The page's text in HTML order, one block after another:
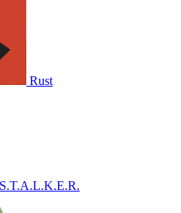
Rust
S.T.A.L.K.E.R.